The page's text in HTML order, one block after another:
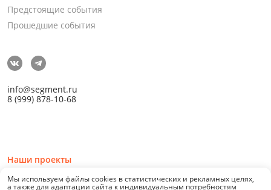
Предстоящие события
Прошедшие события
info@segment.ru
8 (999) 878-10-68
Наши проекты
Мы используем файлы cookies в статистических и рекламных целях,
а также для адаптации сайта к индивидуальным потребностям